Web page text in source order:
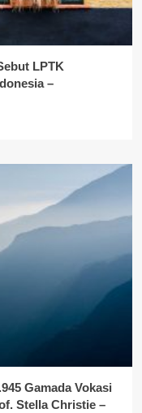
LPTK
–
Gamada Vokasi
Stella Christie –